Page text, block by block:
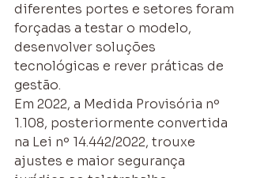
diferentes portes e setores foram
forçadas a testar o modelo,
desenvolver soluções
tecnológicas e rever práticas de
gestão.
Em 2022, a Medida Provisória nº
1.108, posteriormente convertida
na Lei nº 14.442/2022, trouxe
ajustes e maior segurança